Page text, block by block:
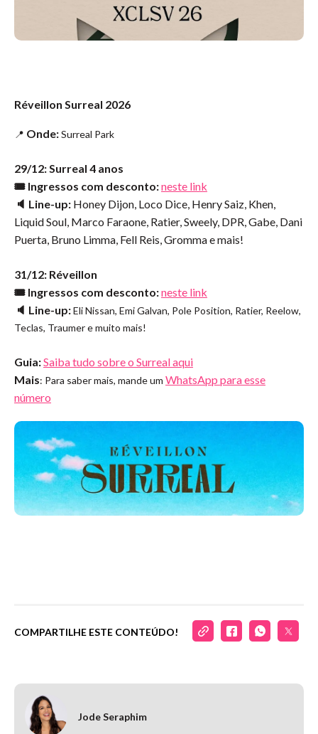
Réveillon Surreal 2026
📍 Onde:Surreal Park
29/12: Surreal 4 anos
🎟️ Ingressos com desconto:neste link
🔈 Line-up: Honey Dijon, Loco Dice, Henry Saiz, Khen,
Liquid Soul, Marco Faraone, Ratier, Sweely, DPR, Gabe, Dani
Puerta, Bruno Limma, Fell Reis, Gromma e mais!
31/12: Réveillon
🎟️ Ingressos com desconto:neste link
🔈 Line-up:Eli Nissan, Emi Galvan, Pole Position, Ratier, Reelow,
Teclas, Traumer e muito mais!
Guia:Saiba tudo sobre o Surreal aqui
Mais: Para saber mais, mande um WhatsApp para esse
número
COMPARTILHE ESTE CONTEÚDO!
Jode Seraphim